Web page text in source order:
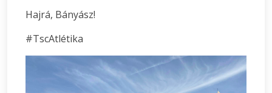
Hajrá, Bányász!
#TscAtlétika